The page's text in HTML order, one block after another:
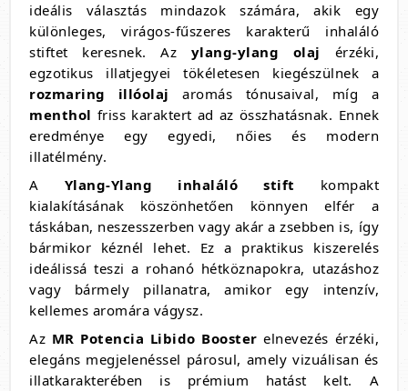
ideális választás mindazok számára, akik egy
különleges, virágos-fűszeres karakterű inhaláló
stiftet keresnek. Az ylang-ylang olaj érzéki,
egzotikus illatjegyei tökéletesen kiegészülnek a
rozmaring illóolaj aromás tónusaival, míg a
menthol friss karaktert ad az összhatásnak. Ennek
eredménye egy egyedi, nőies és modern
illatélmény.
A Ylang-Ylang inhaláló stift kompakt
kialakításának köszönhetően könnyen elfér a
táskában, neszesszerben vagy akár a zsebben is, így
bármikor kéznél lehet. Ez a praktikus kiszerelés
ideálissá teszi a rohanó hétköznapokra, utazáshoz
vagy bármely pillanatra, amikor egy intenzív,
kellemes aromára vágysz.
Az MR Potencia Libido Booster elnevezés érzéki,
elegáns megjelenéssel párosul, amely vizuálisan és
illatkarakterében is prémium hatást kelt. A